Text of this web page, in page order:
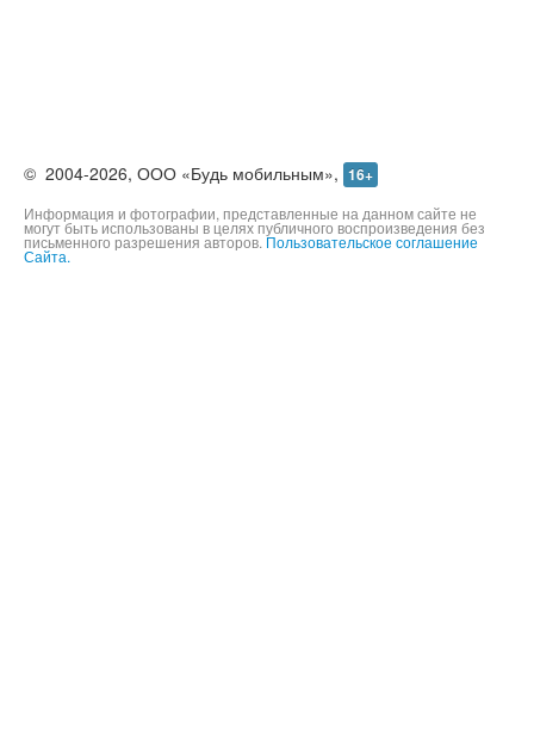
© 2004-2026, ООО «Будь мобильным», 16+
Информация и фотографии, представленные на данном сайте не
могут быть использованы в целях публичного воспроизведения без
письменного разрешения авторов. Пользовательское соглашение
Сайта.